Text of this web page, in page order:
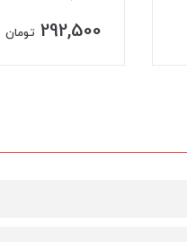
292,500 تومان